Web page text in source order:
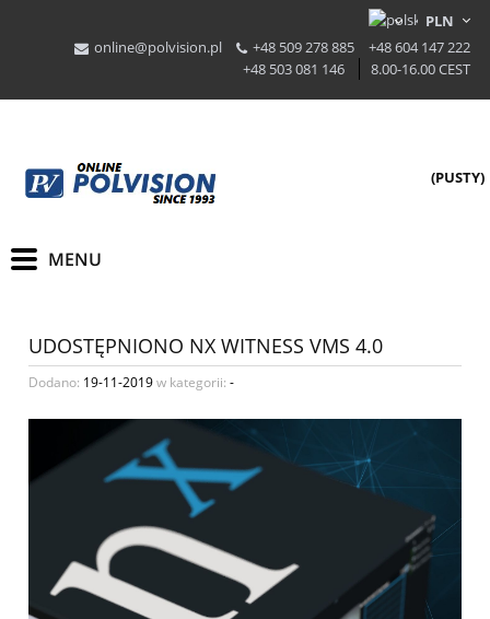
online@polvision.pl +48 509 278 885
+48 604 147 222
+48 503 081 146
8.00-16.00 CEST
(PUSTY)
UDOSTĘPNIONO NX WITNESS VMS 4.0
Dodano: 19-11-2019w kategorii: -